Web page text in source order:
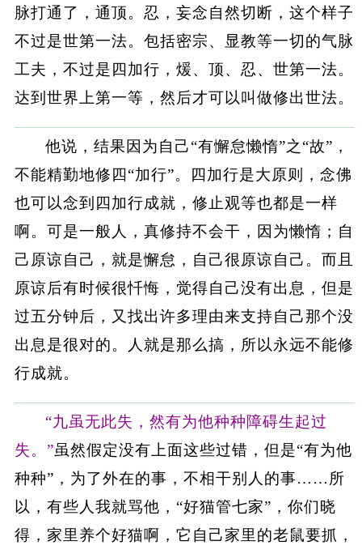
脉打通了，通顶。忍，妄念自然切断，这个样子
不过是世第一法。包括密宗、显教等一切的气脉
工夫，不过是四加行，煖、顶、忍、世第一法。
达到世界上第一等，然后才可以叫做修出世法。
他说，结果因为自己“有懈怠懒惰”之“故”，
不能精勤地修四“加行”。四加行是大原则，念佛
也可以念到四加行成就，修止观等也都是一样
啊。可是一般人，真修持不会干，因为懒惰；自
己原谅自己，就是懈怠，自己很原谅自己。而且
原谅后有时候很忏悔，觉得自己没有出息，但是
过五分钟后，又找出许多理由来支持自己那个没
出息是很对的。人就是那么搞，所以永远不能修
行成就。
“九虽无此失，然有为他种种障碍生起过
失。”虽然假定没有上面这些过错，但是“有为他
种种”，为了外在的事，不相干别人的事……所
以，有些人我就骂他，“好猫管七家”，你们晓
得，家里养个好猫啊，它自己家里的老鼠要抓，